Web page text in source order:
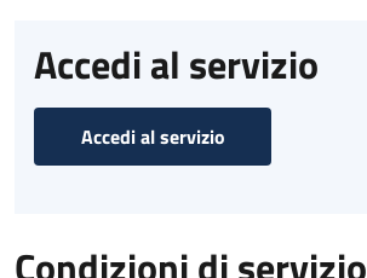
Accedi al servizio
Accedi al servizio